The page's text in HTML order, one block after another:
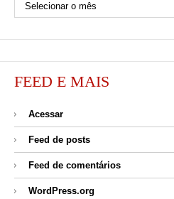
FEED E MAIS
Acessar
Feed de posts
Feed de comentários
WordPress.org